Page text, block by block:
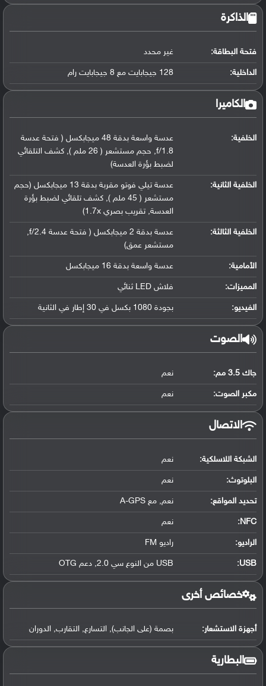
الذاكرة
فتحة البطاقة: غير محدد
الداخلية: 128 جيجابايت مع 8 جيجابايت رام
الكاميرا
الخلفية:
عدسة واسعة بدقة 48 ميجابكسل ( فتحة عدسة
f/1.8, حجم مستشعر ( 26 ملم ), كشف التلقائي
لضبط بؤرة العدسة)
الخلفية الثانية:
عدسة تيلي فوتو مقربة بدقة 13 ميجابكسل (حجم
مستشعر ( 45 ملم ), كشف تلقائي لضبط بؤرة
العدسة, تقريب بصري 1.7x)
الخلفية الثالثة:
عدسة بدقة 2 ميجابكسل ( فتحة عدسة f/2.4,
مستشعر عمق)
الأمامية: عدسة واسعة بدقة 16 ميجابكسل
المميزات: فلاش LED ثنائي
الفيديو: بجودة 1080 بكسل في 30 إطار في الثانية
الصوت
جاك 3.5 مم: نعم
مكبر الصوت: نعم
الاتصال
الشبكة اللاسلكية: نعم
البلوتوث: نعم
تحديد المواقع: نعم, مع A-GPS
NFC
: نعم
الراديو: راديو FM
USB
: USB من النوع سي 2.0, دعم OTG
خصائص أخرى
أجهزة الاستشعار: بصمة (على الجانب), التسارع, التقارب, الدوران
البطارية